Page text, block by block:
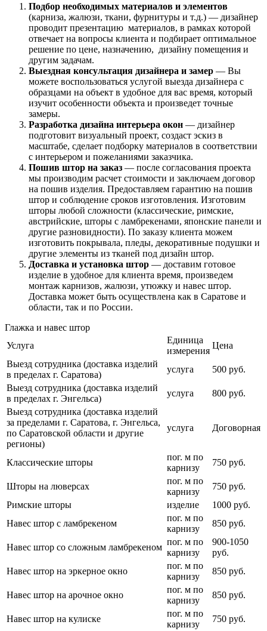
Подбор необходимых материалов и элементов
(карниза, жалюзи, ткани, фурнитуры и т.д.) — дизайнер
проводит презентацию материалов, в рамках которой
отвечает на вопросы клиента и подбирает оптимальное
решение по цене, назначению, дизайну помещения и
другим задачам.
Выездная консультация дизайнера и замер — Вы
можете воспользоваться услугой выезда дизайнера с
образцами на объект в удобное для вас время, который
изучит особенности объекта и произведет точные
замеры.
Разработка дизайна интерьера окон — дизайнер
подготовит визуальный проект, создаст эскиз в
масштабе, сделает подборку материалов в соответствии
с интерьером и пожеланиями заказчика.
Пошив штор на заказ — после согласования проекта
мы производим расчет стоимости и заключаем договор
на пошив изделия. Предоставляем гарантию на пошив
штор и соблюдение сроков изготовления. Изготовим
шторы любой сложности (классические, римские,
австрийские, шторы с ламбрекенами, японские панели и
другие разновидности). По заказу клиента можем
изготовить покрывала, пледы, декоративные подушки и
другие элементы из тканей под дизайн штор.
Доставка и установка штор — доставим готовое
изделие в удобное для клиента время, произведем
монтаж карнизов, жалюзи, утюжку и навес штор.
Доставка может быть осуществлена как в Саратове и
области, так и по России.
Глажка и навес штор
Услуга
Единица
измерения
Цена
Выезд сотрудника (доставка изделий
в пределах г. Саратова)
услуга
500 руб.
Выезд сотрудника (доставка изделий
в пределах г. Энгельса)
услуга
800 руб.
Выезд сотрудника (доставка изделий
за пределами г. Саратова, г. Энгельса,
по Саратовской области и другие
регионы)
услуга Договорная
Классические шторы
пог. м по
карнизу
750 руб.
Шторы на люверсах
пог. м по
карнизу
750 руб.
Римские шторы
изделие
1000 руб.
Навес штор с ламбрекеном
пог. м по
карнизу
850 руб.
Навес штор со сложным ламбрекеном
пог. м по
карнизу
900-1050
руб.
Навес штор на эркерное окно
пог. м по
карнизу
850 руб.
Навес штор на арочное окно
пог. м по
карнизу
850 руб.
Навес штор на кулиске
пог. м по
карнизу
750 руб.